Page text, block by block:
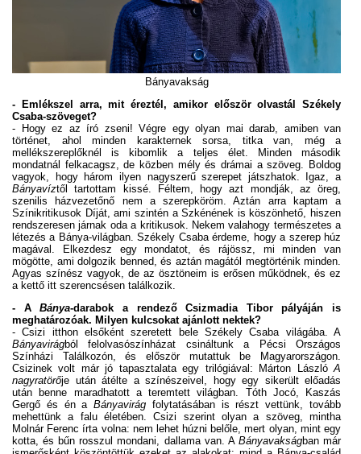
Bányavakság
- Emlékszel arra, mit éreztél, amikor először olvastál Székely
Csaba-szöveget?
- Hogy ez az író zseni! Végre egy olyan mai darab, amiben van
történet, ahol minden karakternek sorsa, titka van, még a
mellékszereplőknél is kibomlik a teljes élet. Minden második
mondatnál felkacagsz, de közben mély és drámai a szöveg. Boldog
vagyok, hogy három ilyen nagyszerű szerepet játszhatok. Igaz, a
Bányavíztől tartottam kissé. Féltem, hogy azt mondják, az öreg,
szenilis házvezetőnő nem a szerepköröm. Aztán arra kaptam a
Színikritikusok Díját, ami szintén a Szkénének is köszönhető, hiszen
rendszeresen járnak oda a kritikusok. Nekem valahogy természetes a
létezés a Bánya-világban. Székely Csaba érdeme, hogy a szerep húz
magával. Elkezdesz egy mondatot, és rájössz, mi minden van
mögötte, ami dolgozik benned, és aztán magától megtörténik minden.
Agyas színész vagyok, de az ösztöneim is erősen működnek, és ez
a kettő itt szerencsésen találkozik.
- ABánya-darabok a rendező Csizmadia Tibor pályáján is
meghatározóak. Milyen kulcsokat ajánlott nektek?
- Csizi itthon elsőként szeretett bele Székely Csaba világába. A
Bányavirágból felolvasószínházat csináltunk a Pécsi Országos
Színházi Találkozón, és először mutattuk be Magyarországon.
Csizinek volt már jó tapasztalata egy trilógiával: Márton László A
nagyratörője után átélte a színészeivel, hogy egy sikerült előadás
után benne maradhatott a teremtett világban. Tóth Jocó, Kaszás
Gergő és én aBányavirág folytatásában is részt vettünk, tovább
mehettünk a falu életében. Csizi szerint olyan a szöveg, mintha
Molnár Ferenc írta volna: nem lehet húzni belőle, mert olyan, mint egy
kotta, és bűn rosszul mondani, dallama van. A Bányavakságban már